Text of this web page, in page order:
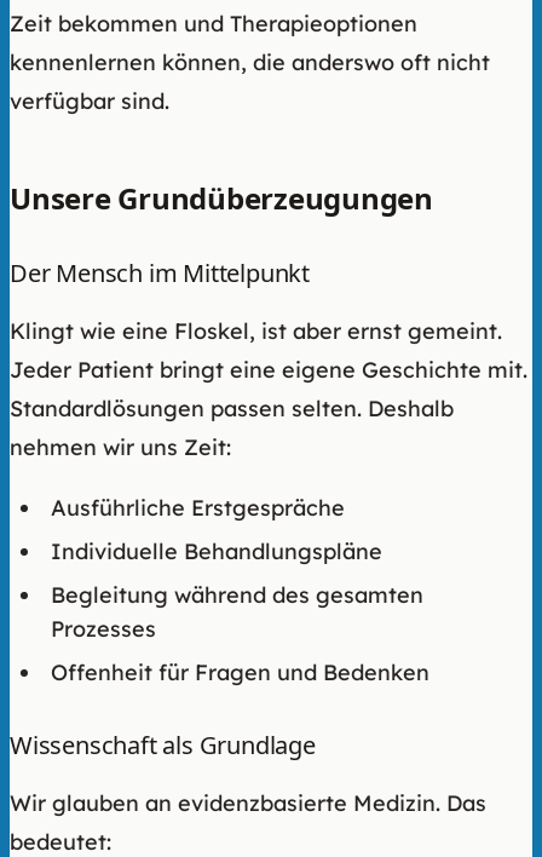
Zeit bekommen und Therapieoptionen
kennenlernen können, die anderswo oft nicht
verfügbar sind.
Unsere Grundüberzeugungen
Der Mensch im Mittelpunkt
Klingt wie eine Floskel, ist aber ernst gemeint.
Jeder Patient bringt eine eigene Geschichte mit.
Standardlösungen passen selten. Deshalb
nehmen wir uns Zeit:
Ausführliche Erstgespräche
Individuelle Behandlungspläne
Begleitung während des gesamten
Prozesses
Offenheit für Fragen und Bedenken
Wissenschaft als Grundlage
Wir glauben an evidenzbasierte Medizin. Das
bedeutet: